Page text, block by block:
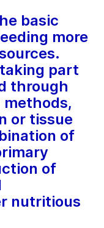
basic
more
part
through
or tissue
of
of
nutritious